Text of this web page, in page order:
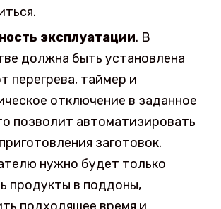
эксплуатации. В
должна быть установлена
перегрева, таймер и
отключение в заданное
позволит автоматизировать
заготовок.
нужно будет только
продукты в поддоны,